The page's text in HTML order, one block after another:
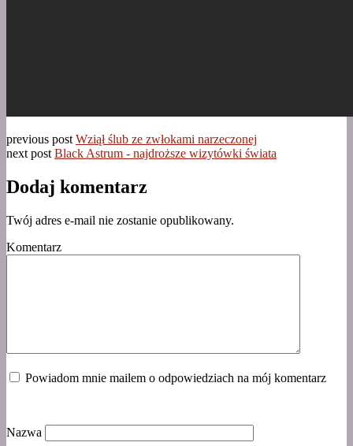
previous post Wziął ślub ze zwłokami narzeczonej
next post Black Astrum - najdroższe wizytówki świata
Dodaj komentarz
Twój adres e-mail nie zostanie opublikowany.
Komentarz
Powiadom mnie mailem o odpowiedziach na mój komentarz
Nazwa